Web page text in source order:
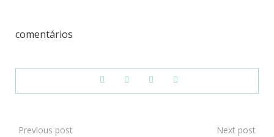
comentários
Previous post Next post